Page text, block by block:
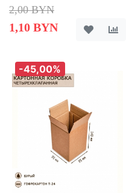
2,00 BYN
1,10 BYN
-45,00%